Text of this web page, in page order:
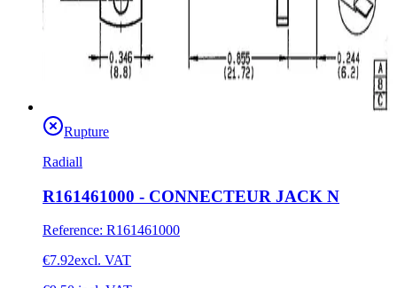
Rupture
Radiall
R161461000 - CONNECTEUR JACK N
Reference: R161461000
€7.92excl. VAT